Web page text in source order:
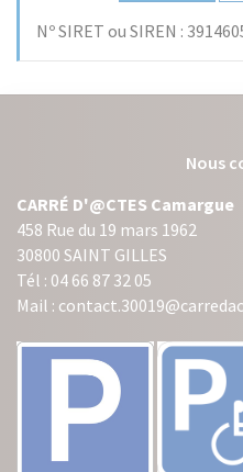
Nº SIRET ou SIREN :
Nous
CARRÉ D'@CTES Camargue
458 Rue du 19 mars 1962
30800 SAINT GILLES
Tél : 04 66 87 32 05
Mail :